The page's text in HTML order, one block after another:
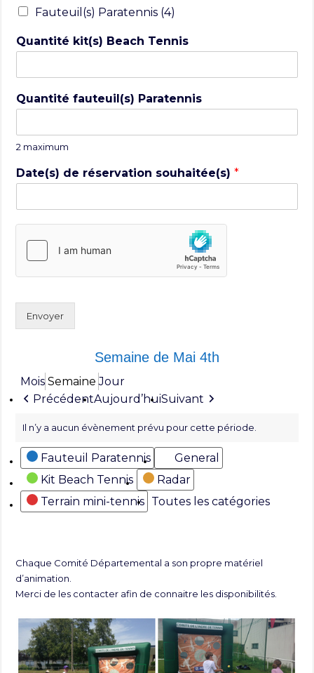
Fauteuil(s) Paratennis (4)
Quantité kit(s) Beach Tennis
Quantité fauteuil(s) Paratennis
2 maximum
Date(s) de réservation souhaitée(s)*
Envoyer
Semaine de Mai 4th
Mois Semaine Jour
PrécédentAujourd’huiSuivant
Il n’y a aucun évènement prévu pour cette période.
Catégories
Fauteuil Paratennis
General
Kit Beach Tennis
Radar
Terrain mini-tennis Toutes les catégories
Chaque Comité Départemental a son propre matériel
d’animation.
Merci de les contacter afin de connaitre les disponibilités.